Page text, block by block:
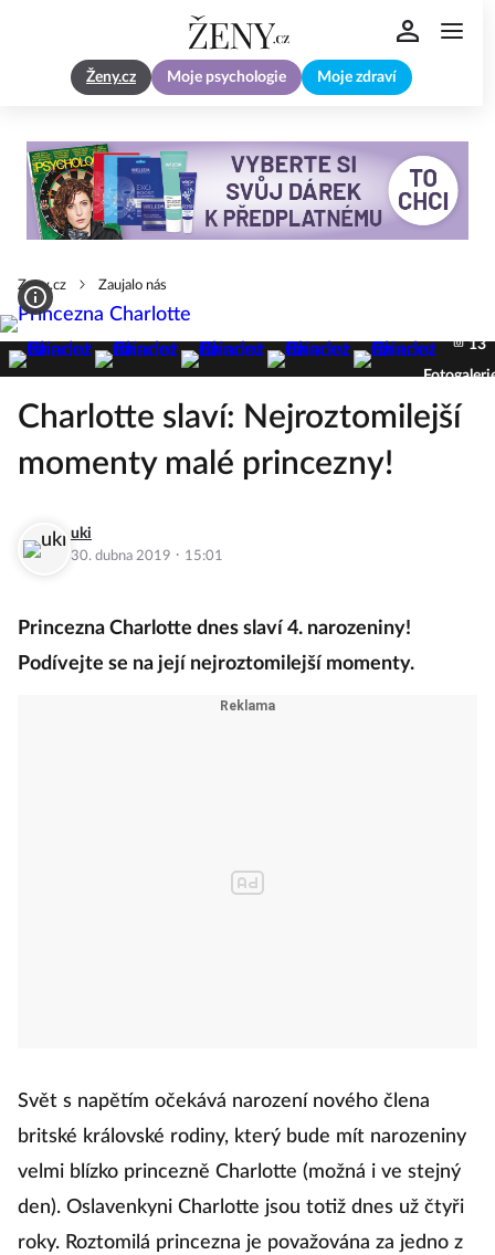
Ženy.cz Moje psychologie Moje zdraví
Zeny.cz Zaujalo nás
13
Charlotte slaví: Nejroztomilejší
momenty malé princezny!
uki
30. dubna 2019 · 15:01
Princezna Charlotte dnes slaví 4. narozeniny!
Podívejte se na její nejroztomilejší momenty.
Svět s napětím očekává narození nového člena
britské královské rodiny, který bude mít narozeniny
velmi blízko princezně Charlotte (možná i ve stejný
den). Oslavenkyni Charlotte jsou totiž dnes už čtyři
roky. Roztomilá princezna je považována za jedno z